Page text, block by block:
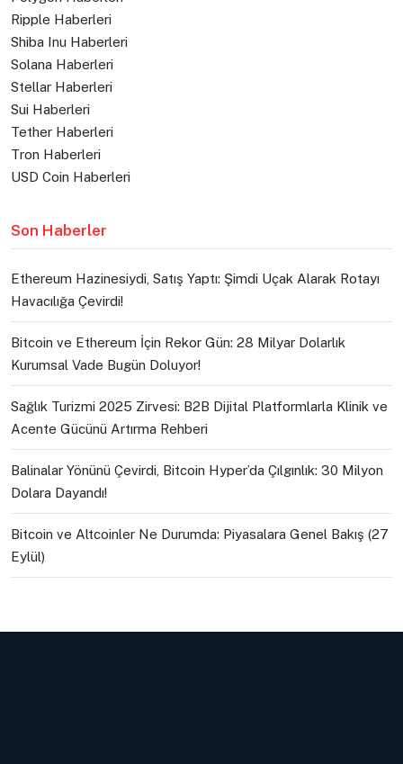
Ripple Haberleri
Shiba Inu Haberleri
Solana Haberleri
Stellar Haberleri
Sui Haberleri
Tether Haberleri
Tron Haberleri
USD Coin Haberleri
Son Haberler
Ethereum Hazinesiydi, Satış Yaptı: Şimdi Uçak Alarak Rotayı
Havacılığa Çevirdi!
Bitcoin ve Ethereum İçin Rekor Gün: 28 Milyar Dolarlık
Kurumsal Vade Bugün Doluyor!
Sağlık Turizmi 2025 Zirvesi: B2B Dijital Platformlarla Klinik ve
Acente Gücünü Artırma Rehberi
Balinalar Yönünü Çevirdi, Bitcoin Hyper’da Çılgınlık: 30 Milyon
Dolara Dayandı!
Bitcoin ve Altcoinler Ne Durumda: Piyasalara Genel Bakış (27
Eylül)